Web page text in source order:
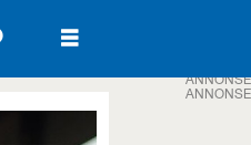
ANNONSE
ANNONSE